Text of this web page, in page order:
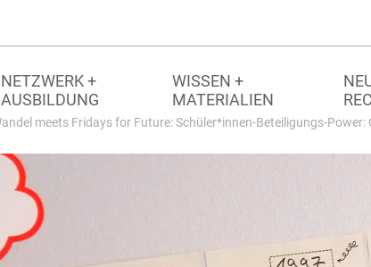
NETZWERK +
AUSBILDUNG
WISSEN +
MATERIALIEN
meets Fridays for Future: Schüler*innen-Beteiligungs-Power: